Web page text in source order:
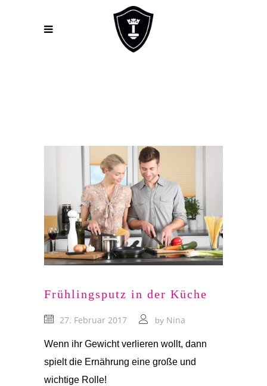
Frühlingsputz in der Küche
27. Februar 2017 by Nina
Wenn ihr Gewicht verlieren wollt, dann
spielt die Ernährung eine große und
wichtige Rolle!